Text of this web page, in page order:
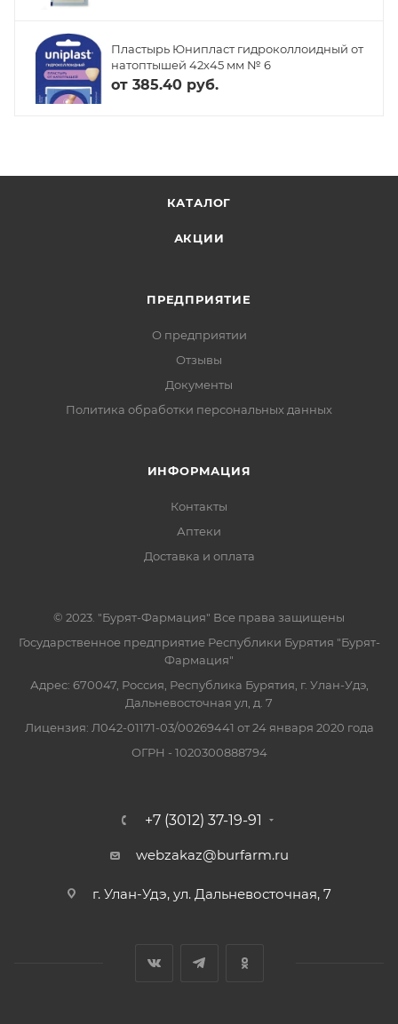
Пластырь Юнипласт гидроколлоидный от
натоптышей 42х45 мм № 6
от 385.40 руб.
КАТАЛОГ
АКЦИИ
ПРЕДПРИЯТИЕ
О предприятии
Отзывы
Документы
Политика обработки персональных данных
ИНФОРМАЦИЯ
Контакты
Аптеки
Доставка и оплата
© 2023. "Бурят-Фармация" Все права защищены
Государственное предприятие Республики Бурятия "Бурят-
Фармация"
Адрес: 670047, Россия, Республика Бурятия, г. Улан-Удэ,
Дальневосточная ул, д. 7
Лицензия: Л042-01171-03/00269441 от 24 января 2020 года
ОГРН - 1020300888794
+7 (3012) 37-19-91
webzakaz@burfarm.ru
г. Улан-Удэ, ул. Дальневосточная, 7